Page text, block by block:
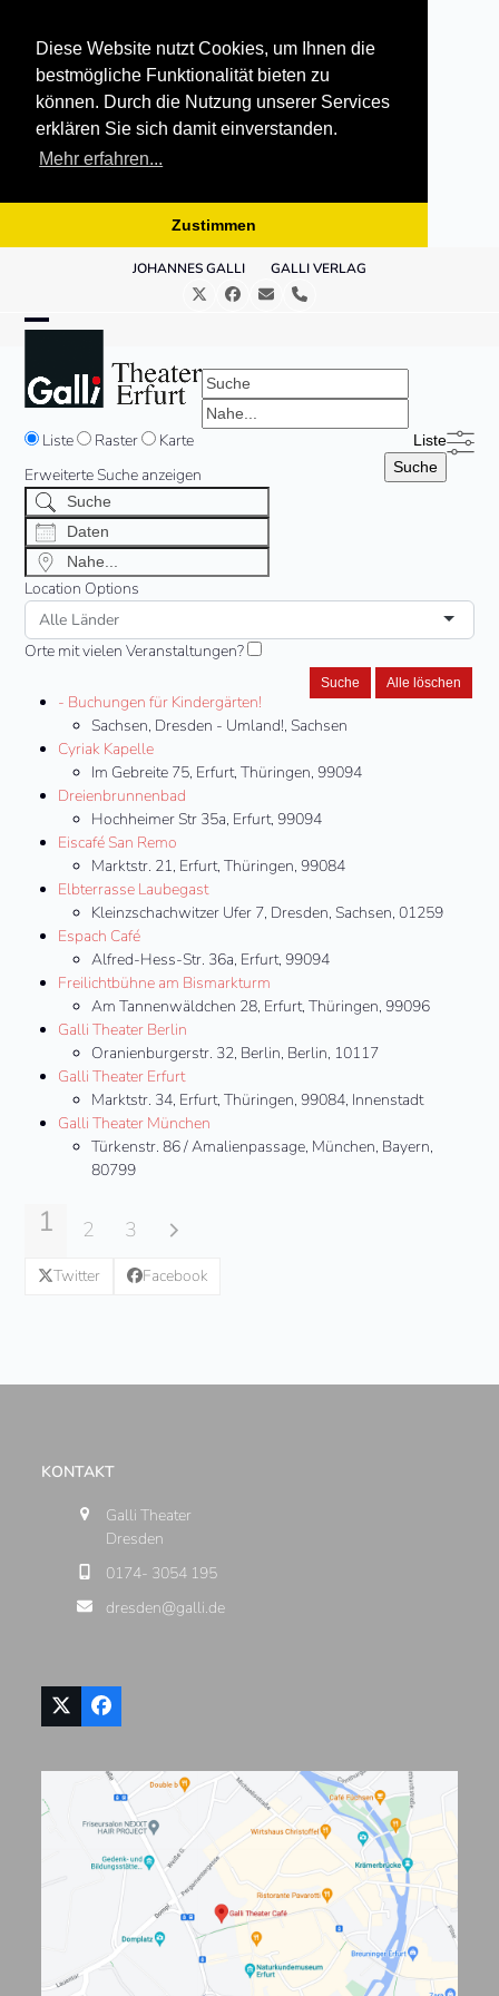
Diese Website nutzt Cookies, um Ihnen die
bestmögliche Funktionalität bieten zu
können. Durch die Nutzung unserer Services
erklären Sie sich damit einverstanden.
Mehr erfahren...
Zustimmen
JOHANNES GALLI GALLI VERLAG
TwitterFacebook
E- Telefon
mobile
menu
mobile
menu
Suche
Nahe...
Liste
Anzeigetyp
Suchergebnisse
Liste Raster Karte
Suche
Erweiterte Suche anzeigen
Suche
Daten
Nahe...
Location Options
Land
Orte mit vielen Veranstaltungen?
Alle löschen
Suche
- Buchungen für Kindergärten!
Sachsen, Dresden - Umland!, Sachsen
Cyriak Kapelle
Im Gebreite 75, Erfurt, Thüringen, 99094
Dreienbrunnenbad
Hochheimer Str 35a, Erfurt, 99094
Eiscafé San Remo
Marktstr. 21, Erfurt, Thüringen, 99084
Elbterrasse Laubegast
Kleinzschachwitzer Ufer 7, Dresden, Sachsen, 01259
Espach Café
Alfred-Hess-Str. 36a, Erfurt, 99094
Freilichtbühne am Bismarkturm
Am Tannenwäldchen 28, Erfurt, Thüringen, 99096
Galli Theater Berlin
Oranienburgerstr. 32, Berlin, Berlin, 10117
Galli Theater Erfurt
Marktstr. 34, Erfurt, Thüringen, 99084, Innenstadt
Galli Theater München
Türkenstr. 86 / Amalienpassage, München, Bayern,
80799
1 2 3
Twitter Facebook
KONTAKT
Galli Theater
Dresden
0174- 3054 195
dresden@galli.de
Twitter
(deprecated)
Facebook